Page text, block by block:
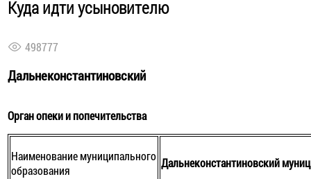
Куда идти усыновителю
498777
Дальнеконстантиновский
Орган опеки и попечительства
Наименование муниципального
образования
Дальнеконстантиновский